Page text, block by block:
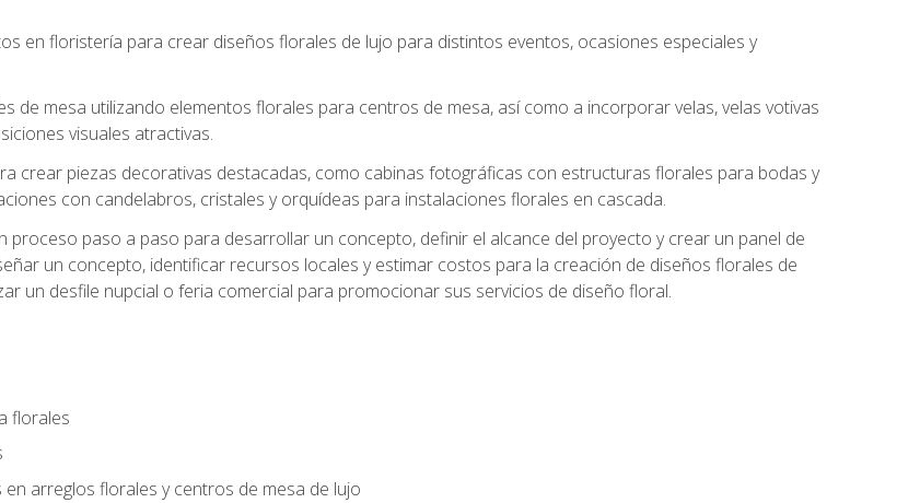
en floristería para crear diseños florales de lujo para distintos eventos, ocasiones especiales y
de mesa utilizando elementos florales para centros de mesa, así como a incorporar velas, velas votivas
visuales atractivas.
crear piezas decorativas destacadas, como cabinas fotográficas con estructuras florales para bodas y
con candelabros, cristales y orquídeas para instalaciones florales en cascada.
proceso paso a paso para desarrollar un concepto, definir el alcance del proyecto y crear un panel de
un concepto, identificar recursos locales y estimar costos para la creación de diseños florales de
un desfile nupcial o feria comercial para promocionar sus servicios de diseño floral.
florales
arreglos florales y centros de mesa de lujo